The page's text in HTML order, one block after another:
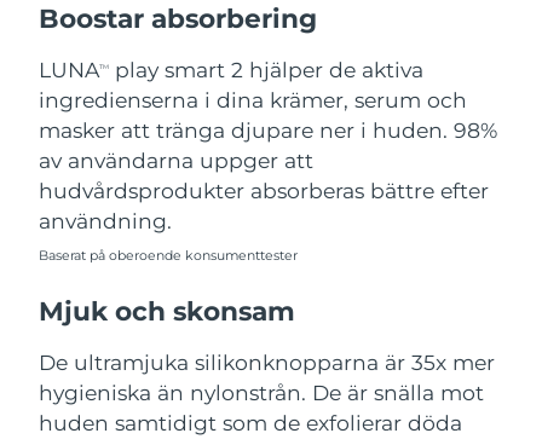
Boostar absorbering
LUNATM
play smart 2 hjälper de aktiva
ingredienserna i dina krämer, serum och
masker att tränga djupare ner i huden. 98%
av användarna uppger att
hudvårdsprodukter absorberas bättre efter
användning.
Baserat på oberoende konsumenttester
Mjuk och skonsam
De ultramjuka silikonknopparna är 35x mer
hygieniska än nylonstrån. De är snälla mot
huden samtidigt som de exfolierar döda
Förväntad leverans
Thailand Förväntad leverans8/15/26
Turkiet Förväntad leverans
Förenade
Arabemiraten
Uzbekistan Förväntad leverans 8/16/26